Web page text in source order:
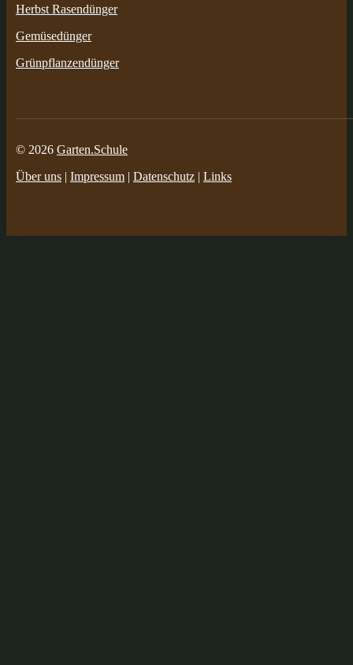
Herbst Rasendünger
Gemüsedünger
Grünpflanzendünger
© 2026 Garten.Schule
Über uns | Impressum | Datenschutz | Links